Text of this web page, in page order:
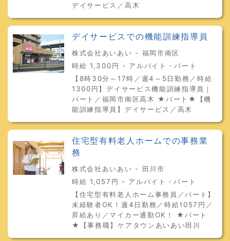
デイサービス／高木
デイサービスでの機能訓練指導員
株式会社あいあい - 福岡市南区
時給 1,300円 - アルバイト・パート
【8時30分～17時／週4～5日勤務／時給
1300円】デイサービス機能訓練指導員｜
パート／福岡市南区高木 ★パート★【機
能訓練指導員】デイサービス／高木
住宅型有料老人ホームでの事務業
務
株式会社あいあい - 田川市
時給 1,057円 - アルバイト・パート
【住宅型有料老人ホーム事務員／パート】
未経験者OK！週4日勤務／時給1057円／
昇給あり／マイカー通勤OK！ ★パート
★【事務職】ケアタウンあいあい田川